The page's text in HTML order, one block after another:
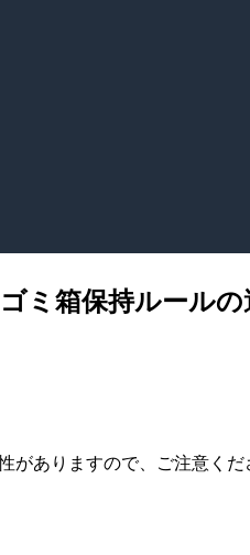
ミ箱保持ルール
ありますので、ご注意くだ